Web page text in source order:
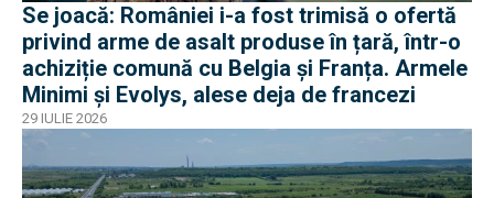
Se joacă: României i-a fost trimisă o ofertă
privind arme de asalt produse în țară, într-o
achiziție comună cu Belgia și Franța. Armele
Minimi și Evolys, alese deja de francezi
29 IULIE 2026